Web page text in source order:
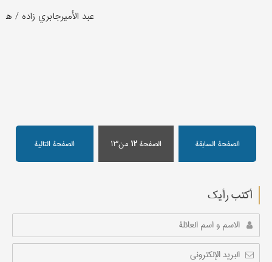
الصفحة السابقة الصفحة۱۲ من۱۳ الصفحة التالیة
أکتب رأیك